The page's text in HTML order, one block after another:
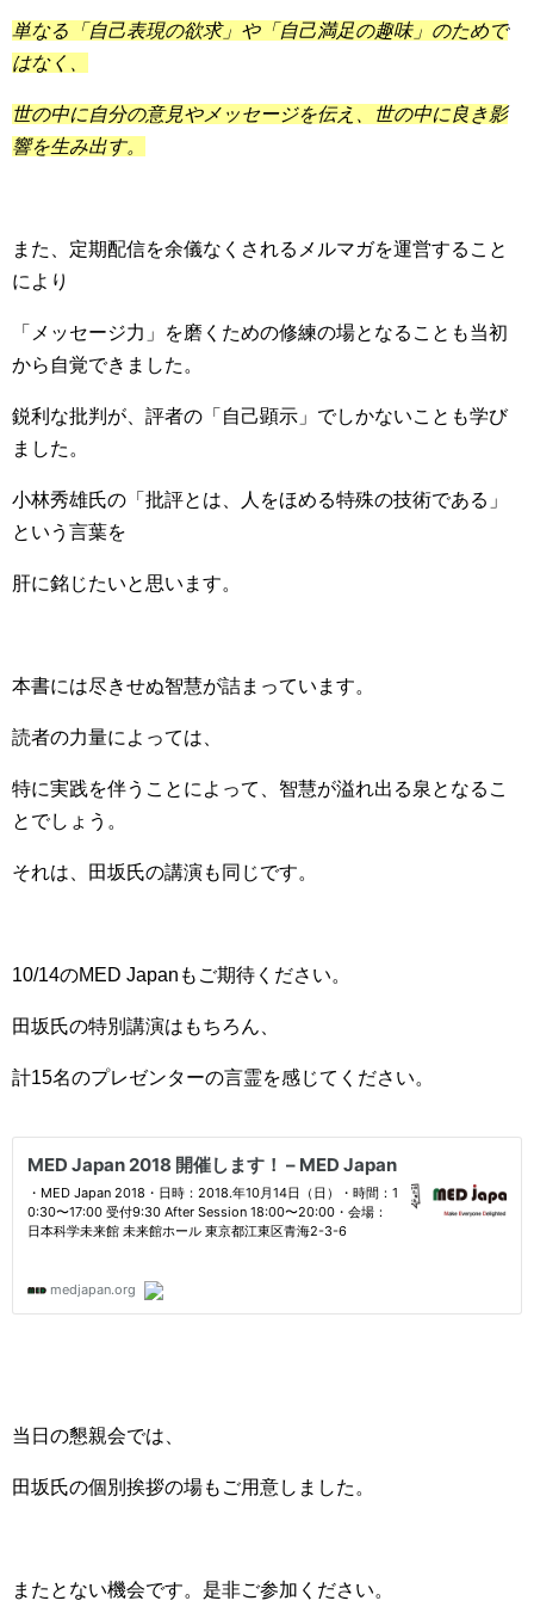
単なる「自己表現の欲求」や「自己満足の趣味」のためで
はなく、
世の中に自分の意見やメッセージを伝え、世の中に良き影
響を生み出す。
また、定期配信を余儀なくされるメルマガを運営すること
により
「メッセージ力」を磨くための修練の場となることも当初
から自覚できました。
鋭利な批判が、評者の「自己顕示」でしかないことも学び
ました。
小林秀雄氏の「批評とは、人をほめる特殊の技術である」
という言葉を
肝に銘じたいと思います。
本書には尽きせぬ智慧が詰まっています。
読者の力量によっては、
特に実践を伴うことによって、智慧が溢れ出る泉となるこ
とでしょう。
それは、田坂氏の講演も同じです。
10/14のMED Japanもご期待ください。
田坂氏の特別講演はもちろん、
計15名のプレゼンターの言霊を感じてください。
当日の懇親会では、
田坂氏の個別挨拶の場もご用意しました。
またとない機会です。是非ご参加ください。